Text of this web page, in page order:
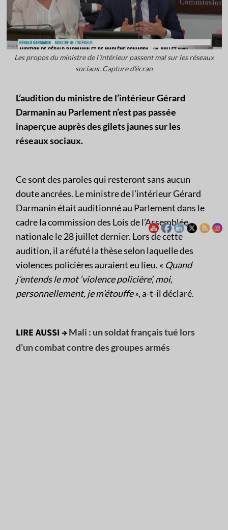
Les propos du ministre de l'intérieur passent mal sur les réseaux
sociaux. Capture d'écran
L’audition du ministre de l’intérieur Gérard
Darmanin au Parlement n’est pas passée
inaperçue auprès des gilets jaunes sur les
réseaux sociaux.
Ce sont des paroles qui resteront sans aucun
doute ancrées. Le ministre de l’intérieur Gérard
Darmanin était auditionné au Parlement dans le
cadre la commission des Lois de l’Assemblée
nationale le 28 juillet dernier. Lors de cette
audition, il a réfuté la thèse selon laquelle des
violences policières auraient eu lieu. « Quand
j’entends le mot ‘violence policière’, moi,
personnellement, je m’étouffe», a-t-il déclaré.
LIRE AUSSI →Mali : un soldat français tué lors
d’un combat contre des groupes armés